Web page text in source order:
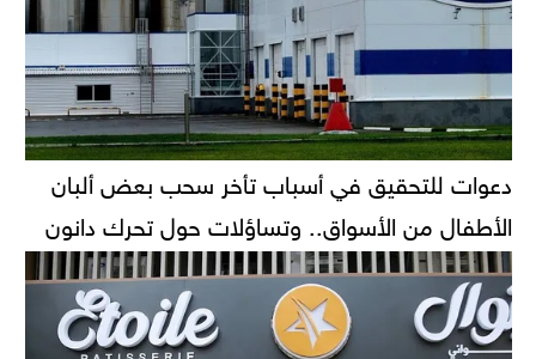
دعوات للتحقيق في أسباب تأخر سحب بعض ألبان
الأطفال من الأسواق.. وتساؤلات حول تحرك دانون